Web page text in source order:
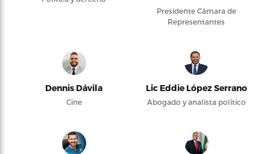
Presidente Cámara de
Representantes
Dennis Dávila
Cine
Lic Eddie López Serrano
Abogado y analista político